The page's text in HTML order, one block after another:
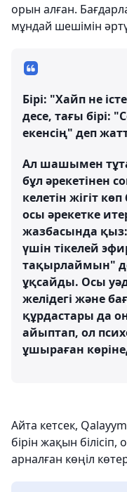
орын алған.
мұндай шешімін
Бірі: "Хайп не
десе, тағы бірі:
екенсің" деп
Ал шашымен
бұл әрекетінен
келетін жігіт
осы әрекетке
жазбасында қыз:
үшін тікелей
тақырлаймын"
ұқсайды. Осы
желідегі және
құрдастары да
айыптап, ол
ұшыраған
Айта кетсек,
бірін жақын
арналған көңіл